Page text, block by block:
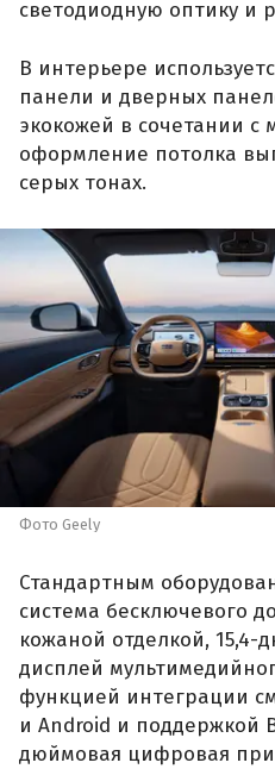
светодиодную оптику и
В интерьере
панели и дверных
экокожей в сочетании с
оформление потолка
серых тонах.
Фото Geely
Стандартным
система бесключевого
кожаной отделкой,
дисплей
функцией интеграции
и Android и поддержкой
дюймовая цифровая